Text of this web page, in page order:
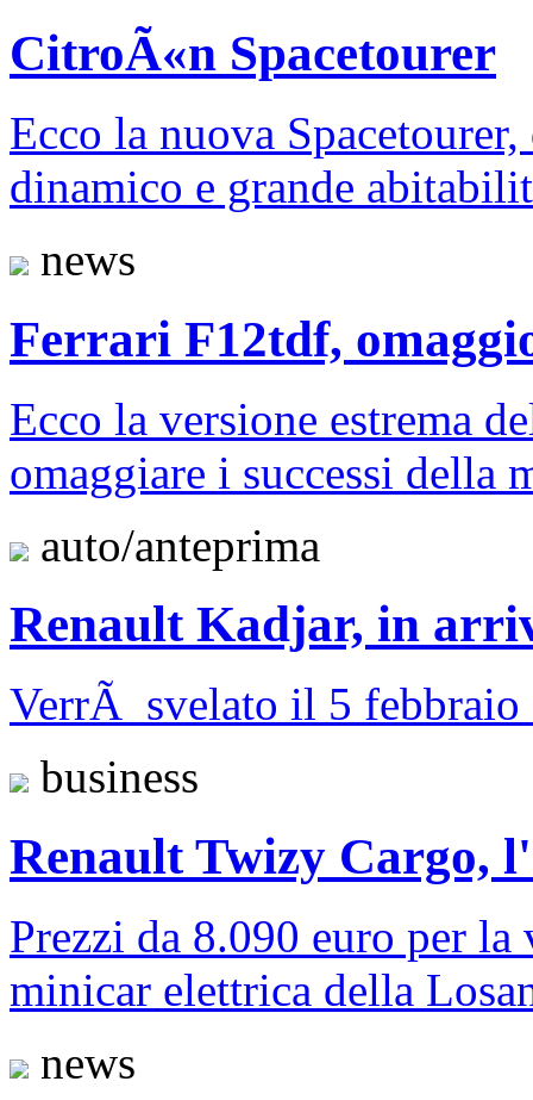
CitroÃ«n Spacetourer
Ecco la nuova
dinamico e grande
news
Ferrari F12tdf,
Ecco la versione estrema
omaggiare i successi della
auto/anteprima
Renault Kadjar, in
VerrÃ svelato il 5
business
Renault Twizy Cargo,
Prezzi da 8.090 euro per
minicar elettrica della
news